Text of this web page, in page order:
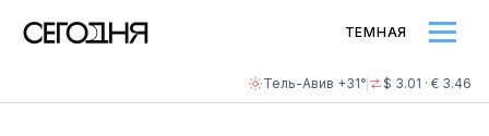
Тель-Авив +31° $ 3.01 · € 3.46
ТЕМНАЯ